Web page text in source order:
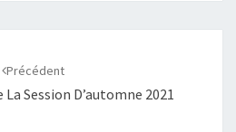
Précédent
Session D’automne 2021